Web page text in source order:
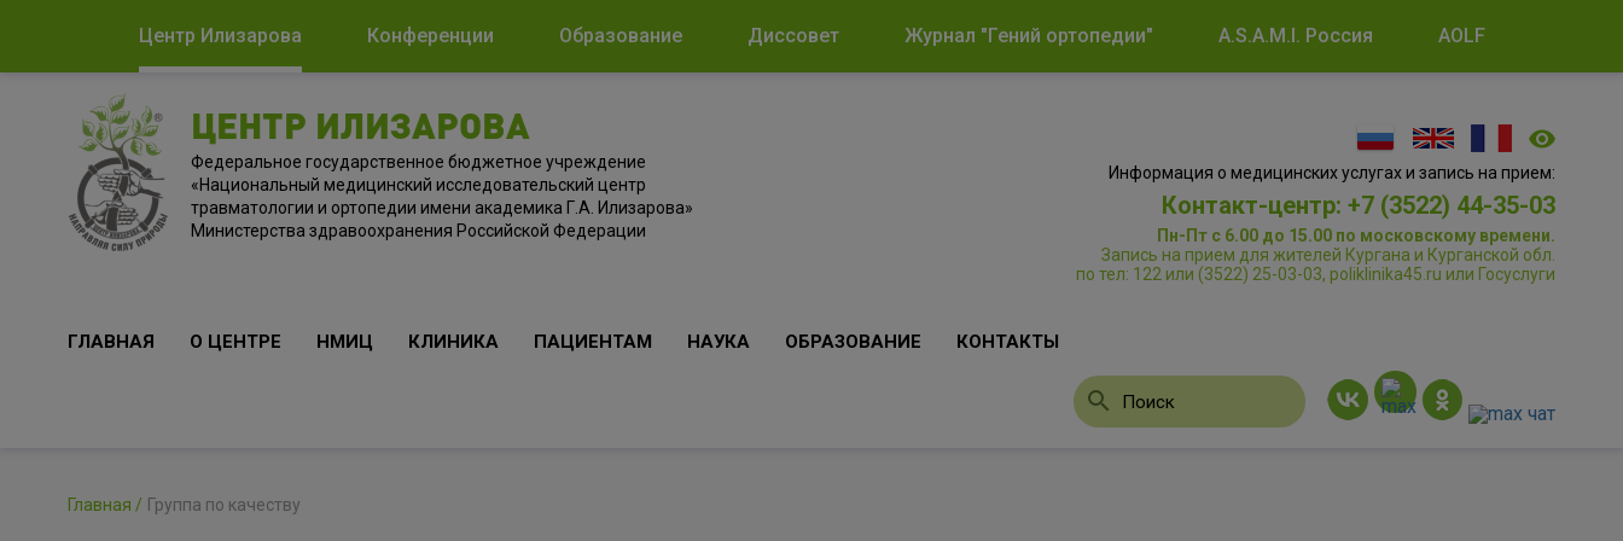
Центр Илизарова Конференции Образование Диссовет Журнал "Гений ортопедии" A.S.A.M.I. Россия AOLF
ЦЕНТР ИЛИЗАРОВА
Федеральное государственное бюджетное учреждение
«Национальный медицинский исследовательский центр
травматологии и ортопедии имени академика Г.А. Илизарова»
Министерства здравоохранения Российской Федерации
Информация о медицинских услугах и запись на прием:
Контакт-центр: +7 (3522) 44-35-03
Пн-Пт с 6.00 до 15.00 по московскому времени.
Запись на прием для жителей Кургана и Курганской обл.
по тел: 122 или (3522) 25-03-03, poliklinika45.ru или Госуслуги
ГЛАВНАЯ О ЦЕНТРЕ НМИЦ КЛИНИКА ПАЦИЕНТАМ НАУКА ОБРАЗОВАНИЕ КОНТАКТЫ
Главная Группа по качеству